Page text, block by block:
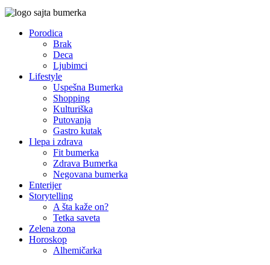
Porodica
Brak
Deca
Ljubimci
Lifestyle
Uspešna Bumerka
Shopping
Kulturiška
Putovanja
Gastro kutak
I lepa i zdrava
Fit bumerka
Zdrava Bumerka
Negovana bumerka
Enterijer
Storytelling
A šta kaže on?
Tetka saveta
Zelena zona
Horoskop
Alhemičarka